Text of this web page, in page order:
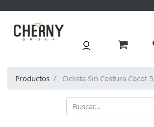
Productos Ciclista Sin Costura Cocot